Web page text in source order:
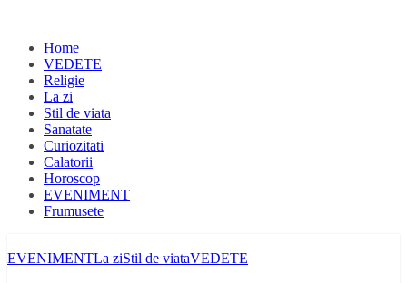
Home
VEDETE
Religie
La zi
Stil de viata
Sanatate
Curiozitati
Calatorii
Horoscop
EVENIMENT
Frumusete
EVENIMENTLa ziStil de viataVEDETE